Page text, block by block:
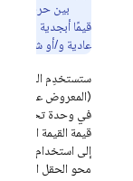
قيمًا أبجدية رقمية
عادية و/أو شرطات
ستستخدِم القاعدة
(المعروض على أنّه
في وحدة تحكّم
قيمة القيمة
إلى استخدام
محو الحقل